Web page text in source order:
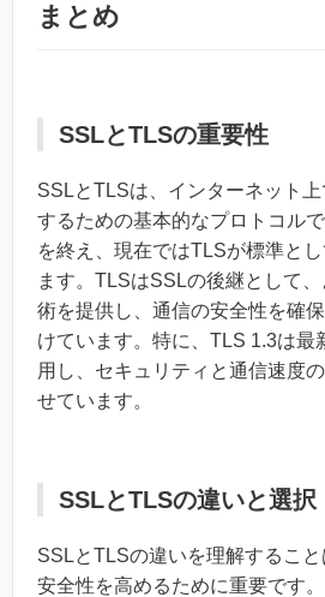
まとめ
SSLとTLSの重要性
SSLとTLSは、インターネット
するための基本的なプロトコル
を終え、現在ではTLSが標準と
ます。TLSはSSLの後継として
術を提供し、通信の安全性を確
けています。特に、TLS 1.3は最
用し、セキュリティと通信速度
せています。
SSLとTLSの違いと選択
SSLとTLSの違いを理解するこ
安全性を高めるために重要です